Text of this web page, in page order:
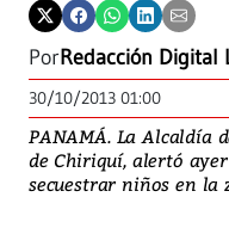
PorRedacción Digital
30/10/2013 01:00
PANAMÁ. La Alcaldía
de Chiriquí, alertó
secuestrar niños en la